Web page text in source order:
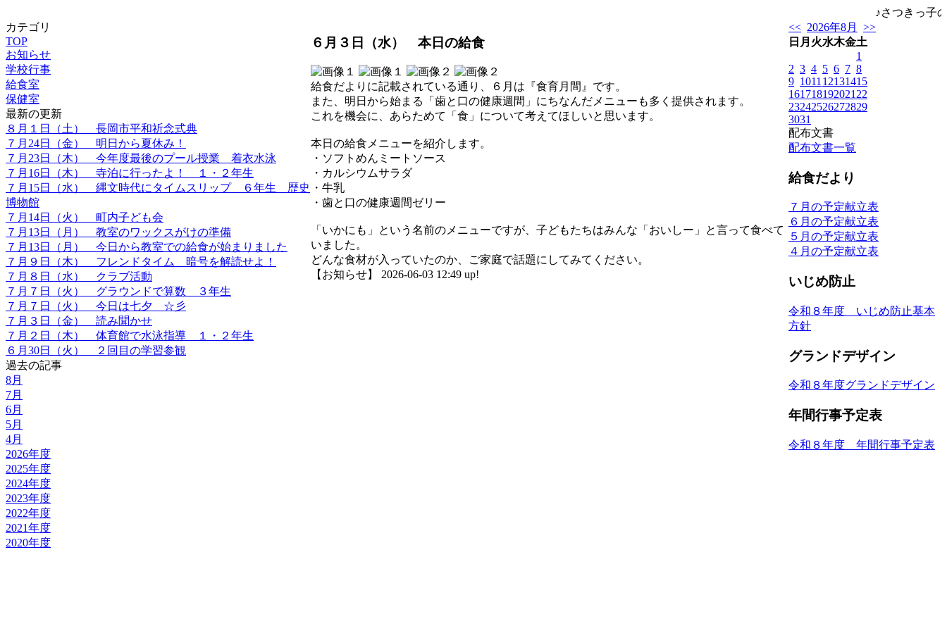
♪さつきっ子
カテゴリ
TOP
お知らせ
学校行事
給食室
保健室
最新の更新
８月１日（土） 長岡市平和祈念式典
７月24日（金） 明日から夏休み！
７月23日（木） 今年度最後のプール授業 着衣水泳
７月16日（木） 寺泊に行ったよ！ １・２年生
７月15日（水） 縄文時代にタイムスリップ ６年生 歴史
博物館
７月14日（火） 町内子ども会
７月13日（月） 教室のワックスがけの準備
７月13日（月） 今日から教室での給食が始まりました
７月９日（木） フレンドタイム 暗号を解読せよ！
７月８日（水） クラブ活動
７月７日（火） グラウンドで算数 ３年生
７月７日（火） 今日は七夕 ☆彡
７月３日（金） 読み聞かせ
７月２日（木） 体育館で水泳指導 １・２年生
６月30日（火） ２回目の学習参観
過去の記事
8月
7月
6月
5月
4月
2026年度
2025年度
2024年度
2023年度
2022年度
2021年度
2020年度
６月３日（水） 本日の給食
給食だよりに記載されている通り、６月は『食育月間』です。
また、明日から始まる「歯と口の健康週間」にちなんだメニューも多く提供されます。
これを機会に、あらためて「食」について考えてほしいと思います。
本日の給食メニューを紹介します。
・ソフトめんミートソース
・カルシウムサラダ
・牛乳
・歯と口の健康週間ゼリー
「いかにも」という名前のメニューですが、子どもたちはみんな「おいしー」と言って食べて
いました。
どんな食材が入っていたのか、ご家庭で話題にしてみてください。
【お知らせ】 2026-06-03 12:49 up!
<< 2026年8月
>>
日 月 火水木金土
1
2 3 4 5 6 7 8
9 1011 12131415
161718192021 22
23242526272829
3031
配布文書
配布文書一覧
給食だより
７月の予定献立表
６月の予定献立表
５月の予定献立表
４月の予定献立表
いじめ防止
令和８年度 いじめ防止基本
方針
グランドデザイン
令和８年度グランドデザイン
年間行事予定表
令和８年度 年間行事予定表